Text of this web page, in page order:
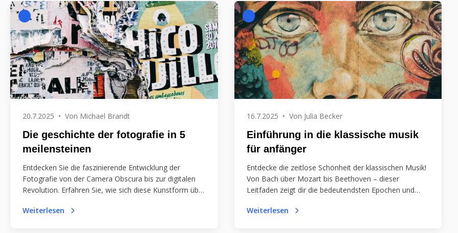
20.7.2025 • Von Michael Brandt
Die geschichte der fotografie in 5
meilensteinen
Entdecken Sie die faszinierende Entwicklung der
Fotografie von der Camera Obscura bis zur digitalen
Revolution. Erfahren Sie, wie sich diese Kunstform über
geprägt hat!
Weiterlesen
16.7.2025 • Von Julia Becker
Einführung in die klassische musik
für anfänger
Entdecke die zeitlose Schönheit der klassischen Musik!
Von Bach über Mozart bis Beethoven – dieser
Leitfaden zeigt dir die bedeutendsten Epochen und
Weiterlesen